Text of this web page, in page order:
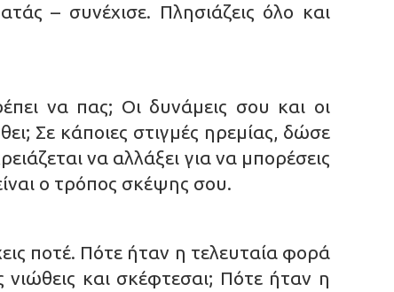
– συνέχισε. Πλησιάζεις όλο και
να πας; Οι δυνάμεις σου και οι
Σε κάποιες στιγμές ηρεμίας, δώσε
να αλλάξει για να μπορέσεις
ο τρόπος σκέψης σου.
ποτέ. Πότε ήταν η τελευταία φορά
και σκέφτεσαι; Πότε ήταν η